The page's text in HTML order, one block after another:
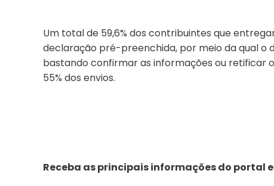
Um total de 59,6% dos contribuintes que
declaração pré-preenchida, por meio da qual o
bastando confirmar as informações ou retificar
55% dos envios.
Receba as principais informações do portal